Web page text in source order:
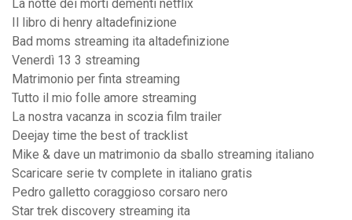
La notte dei morti dementi netflix
Il libro di henry altadefinizione
Bad moms streaming ita altadefinizione
Venerdì 13 3 streaming
Matrimonio per finta streaming
Tutto il mio folle amore streaming
La nostra vacanza in scozia film trailer
Deejay time the best of tracklist
Mike & dave un matrimonio da sballo streaming italiano
Scaricare serie tv complete in italiano gratis
Pedro galletto coraggioso corsaro nero
Star trek discovery streaming ita